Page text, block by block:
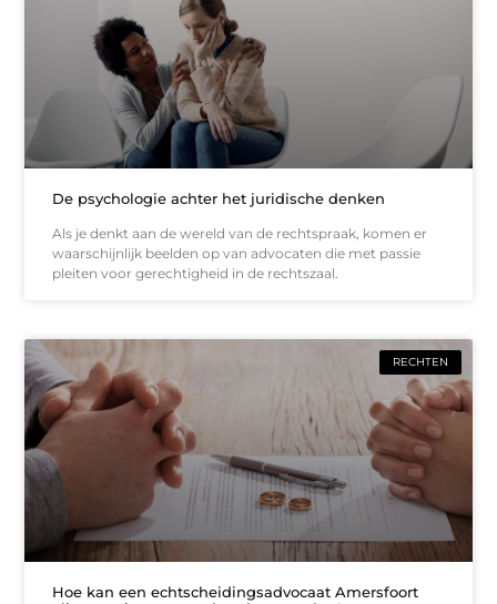
De psychologie achter het juridische denken
Als je denkt aan de wereld van de rechtspraak, komen er
waarschijnlijk beelden op van advocaten die met passie
pleiten voor gerechtigheid in de rechtszaal.
RECHTEN
Hoe kan een echtscheidingsadvocaat Amersfoort